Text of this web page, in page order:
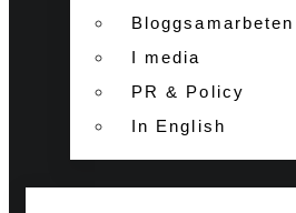
Bloggsamarbeten
I media
PR & Policy
In English